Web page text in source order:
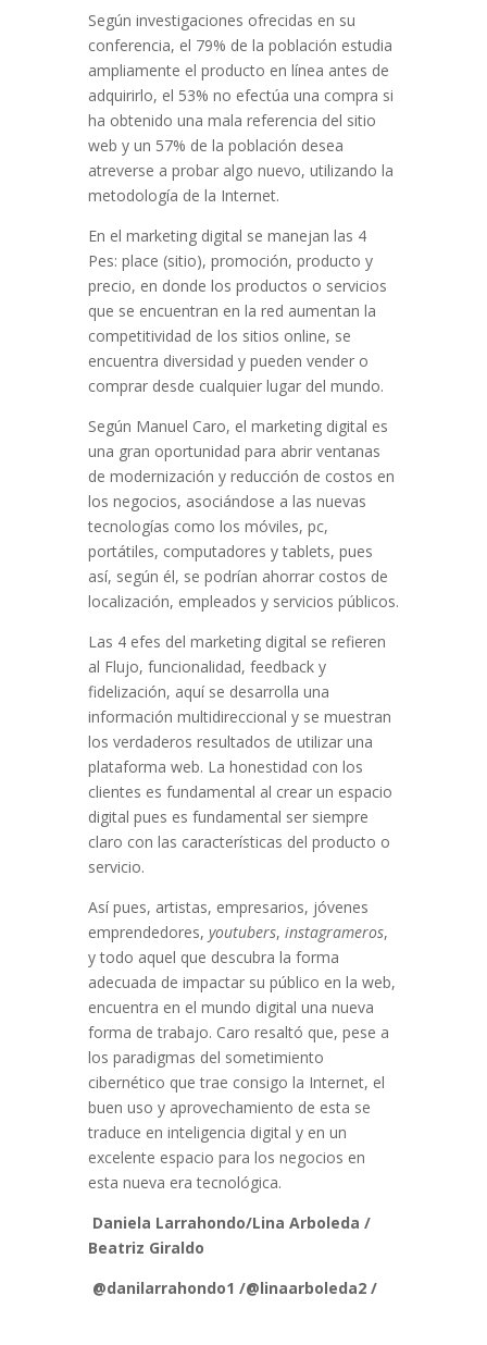
Según investigaciones ofrecidas en su
conferencia, el 79% de la población estudia
ampliamente el producto en línea antes de
adquirirlo, el 53% no efectúa una compra si
ha obtenido una mala referencia del sitio
web y un 57% de la población desea
atreverse a probar algo nuevo, utilizando la
metodología de la Internet.
En el marketing digital se manejan las 4
Pes: place (sitio), promoción, producto y
precio, en donde los productos o servicios
que se encuentran en la red aumentan la
competitividad de los sitios online, se
encuentra diversidad y pueden vender o
comprar desde cualquier lugar del mundo.
Según Manuel Caro, el marketing digital es
una gran oportunidad para abrir ventanas
de modernización y reducción de costos en
los negocios, asociándose a las nuevas
tecnologías como los móviles, pc,
portátiles, computadores y tablets, pues
así, según él, se podrían ahorrar costos de
localización, empleados y servicios públicos.
Las 4 efes del marketing digital se refieren
al Flujo, funcionalidad, feedback y
fidelización, aquí se desarrolla una
información multidireccional y se muestran
los verdaderos resultados de utilizar una
plataforma web. La honestidad con los
clientes es fundamental al crear un espacio
digital pues es fundamental ser siempre
claro con las características del producto o
servicio.
Así pues, artistas, empresarios, jóvenes
emprendedores, youtubers, instagrameros,
y todo aquel que descubra la forma
adecuada de impactar su público en la web,
encuentra en el mundo digital una nueva
forma de trabajo. Caro resaltó que, pese a
los paradigmas del sometimiento
cibernético que trae consigo la Internet, el
buen uso y aprovechamiento de esta se
traduce en inteligencia digital y en un
excelente espacio para los negocios en
esta nueva era tecnológica.
Daniela Larrahondo/Lina Arboleda /
Beatriz Giraldo
@danilarrahondo1 /@linaarboleda2 /